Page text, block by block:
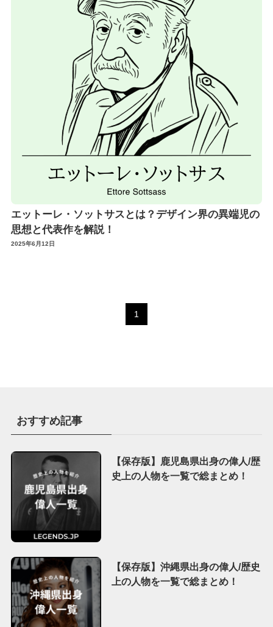
エットーレ・ソットサスとは？デザイン界の異端児の
思想と代表作を解説！
2025年6月12日
1
おすすめ記事
【保存版】鹿児島県出身の偉人/歴
史上の人物を一覧で総まとめ！
【保存版】沖縄県出身の偉人/歴史
上の人物を一覧で総まとめ！